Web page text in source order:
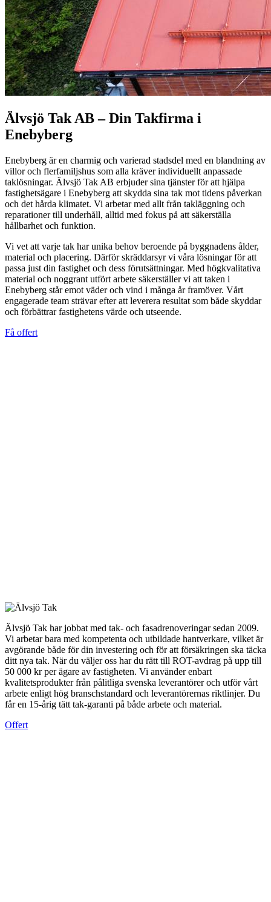
Älvsjö Tak AB – Din Takfirma i
Enebyberg
Enebyberg är en charmig och varierad stadsdel med en blandning av
villor och flerfamiljshus som alla kräver individuellt anpassade
taklösningar. Älvsjö Tak AB erbjuder sina tjänster för att hjälpa
fastighetsägare i Enebyberg att skydda sina tak mot tidens påverkan
och det hårda klimatet. Vi arbetar med allt från takläggning och
reparationer till underhåll, alltid med fokus på att säkerställa
hållbarhet och funktion.
Vi vet att varje tak har unika behov beroende på byggnadens ålder,
material och placering. Därför skräddarsyr vi våra lösningar för att
passa just din fastighet och dess förutsättningar. Med högkvalitativa
material och noggrant utfört arbete säkerställer vi att taken i
Enebyberg står emot väder och vind i många år framöver. Vårt
engagerade team strävar efter att leverera resultat som både skyddar
och förbättrar fastighetens värde och utseende.
Få offert
Älvsjö Tak har jobbat med tak- och fasadrenoveringar sedan 2009.
Vi arbetar bara med kompetenta och utbildade hantverkare, vilket är
avgörande både för din investering och för att försäkringen ska täcka
ditt nya tak. När du väljer oss har du rätt till ROT-avdrag på upp till
50 000 kr per ägare av fastigheten. Vi använder enbart
kvalitetsprodukter från pålitliga svenska leverantörer och utför vårt
arbete enligt hög branschstandard och leverantörernas riktlinjer. Du
får en 15-årig tätt tak-garanti på både arbete och material.
Offert